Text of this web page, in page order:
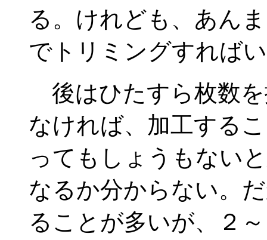
る。けれども、あん
でトリミングすれば
後はひたすら枚数
なければ、加工する
ってもしょうもない
なるか分からない。
ることが多いが、２